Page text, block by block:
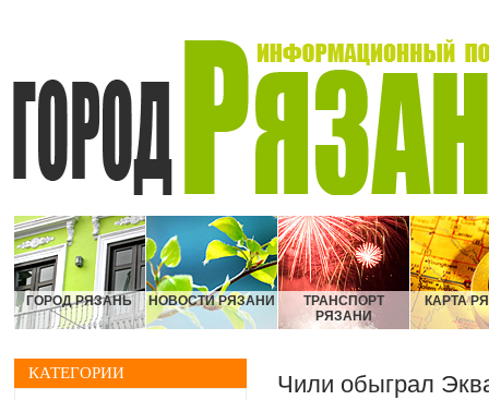
ГОРОД РЯЗАНЬ НОВОСТИ РЯЗАНИ
ТРАНСПОРТ
РЯЗАНИ
КАРТА
КАТЕГОРИИ Чили обыграл